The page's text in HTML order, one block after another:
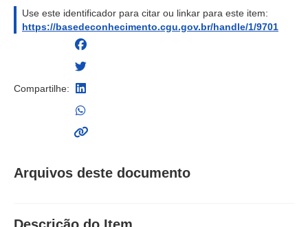
Use este identificador para citar ou linkar para este item:
https://basedeconhecimento.cgu.gov.br/handle/1/9701
Compartilhe:
Arquivos deste documento